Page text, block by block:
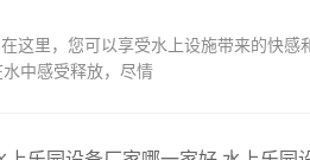
这里，您可以享受水上设施带来的快感
中感受释放，尽情